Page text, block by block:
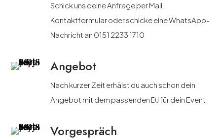
Schick uns deine Anfrage per Mail,
Kontaktformular oder schicke eine WhatsApp-
Nachricht an 0151 2233 1710
Angebot
Nach kurzer Zeit erhälst du auch schon dein
Angebot mit dem passenden DJ für dein Event.
Vorgespräch